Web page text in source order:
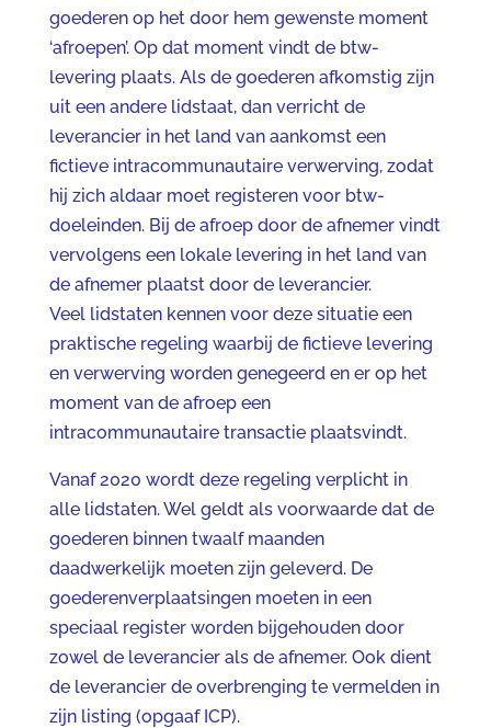
goederen op het door hem gewenste moment
‘afroepen’. Op dat moment vindt de btw-
levering plaats. Als de goederen afkomstig zijn
uit een andere lidstaat, dan verricht de
leverancier in het land van aankomst een
fictieve intracommunautaire verwerving, zodat
hij zich aldaar moet registeren voor btw-
doeleinden. Bij de afroep door de afnemer vindt
vervolgens een lokale levering in het land van
de afnemer plaatst door de leverancier.
Veel lidstaten kennen voor deze situatie een
praktische regeling waarbij de fictieve levering
en verwerving worden genegeerd en er op het
moment van de afroep een
intracommunautaire transactie plaatsvindt.
Vanaf 2020 wordt deze regeling verplicht in
alle lidstaten. Wel geldt als voorwaarde dat de
goederen binnen twaalf maanden
daadwerkelijk moeten zijn geleverd. De
goederenverplaatsingen moeten in een
speciaal register worden bijgehouden door
zowel de leverancier als de afnemer. Ook dient
de leverancier de overbrenging te vermelden in
zijn listing (opgaaf ICP).